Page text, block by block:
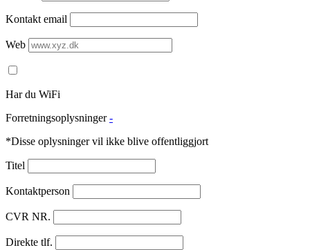
Kontakt email
Web
Har du WiFi
Forretningsoplysninger -
*Disse oplysninger vil ikke blive offentliggjort
Titel
Kontaktperson
CVR NR.
Direkte tlf.